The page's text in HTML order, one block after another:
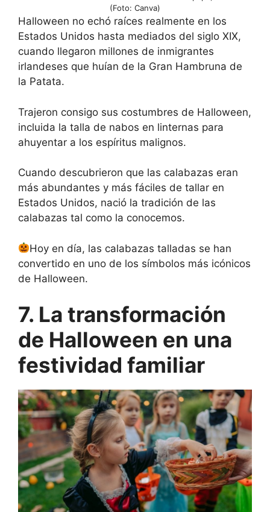
(Foto: Canva)
Halloween no echó raíces realmente en los
Estados Unidos hasta mediados del siglo XIX,
cuando llegaron millones de inmigrantes
irlandeses que huían de la Gran Hambruna de
la Patata.
Trajeron consigo sus costumbres de Halloween,
incluida la talla de nabos en linternas para
ahuyentar a los espíritus malignos.
Cuando descubrieron que las calabazas eran
más abundantes y más fáciles de tallar en
Estados Unidos, nació la tradición de las
calabazas tal como la conocemos.
Hoy en día, las calabazas talladas se han
convertido en uno de los símbolos más icónicos
de Halloween.
7. La transformación
de Halloween en una
festividad familiar